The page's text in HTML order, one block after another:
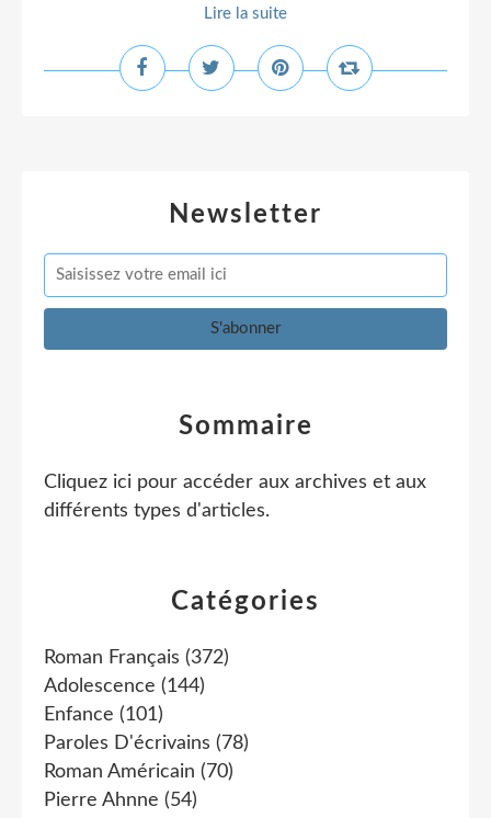
Lire la suite
Newsletter
Catégories
Roman Français (372)
Adolescence (144)
Enfance (101)
Paroles D'écrivains (78)
Roman Américain (70)
Pierre Ahnne (54)
Sommaire
Cliquez ici pour accéder aux archives et aux
différents types d'articles.